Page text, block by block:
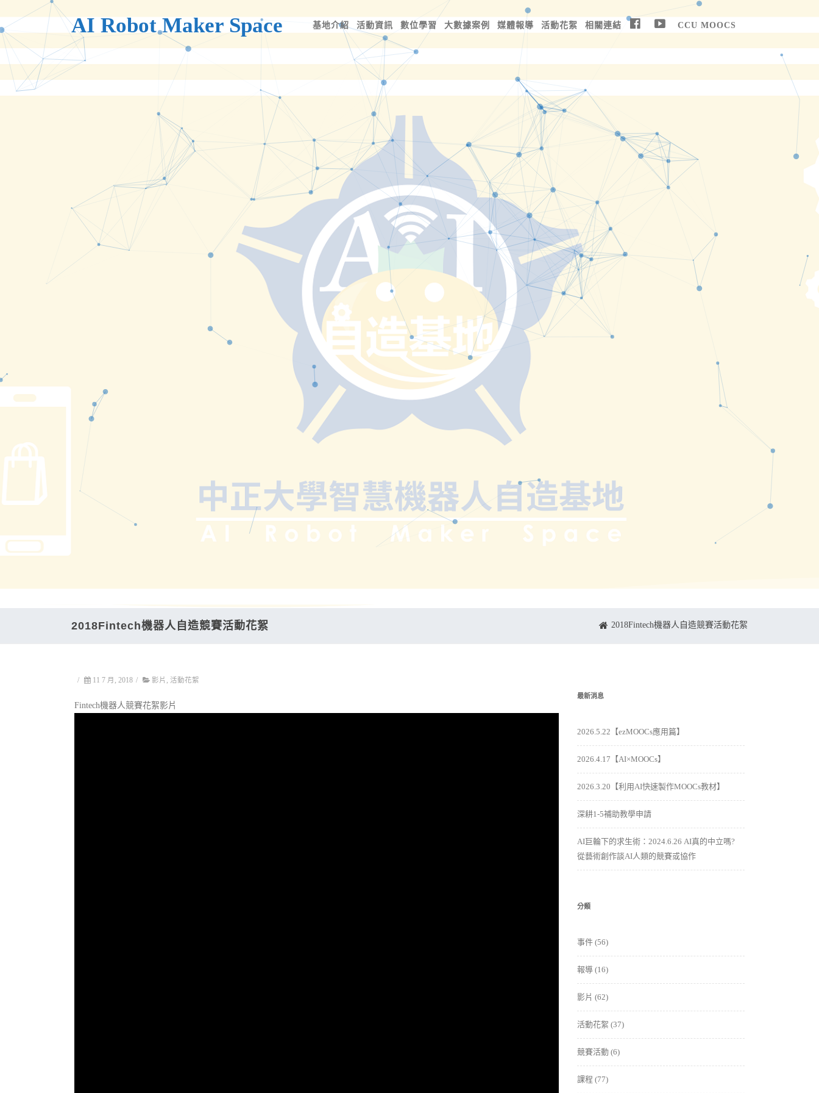
AI Robot Maker Space 基地介紹 活動資訊 數位學習 大數據案例 媒體報導 活動花絮 相關連結 CCU MOOCS
2018Fintech機器人自造競賽活動花絮 2018Fintech機器人自造競賽活動花絮
/ 11 7 月, 2018 / 影片 活動花絮
Fintech機器人競賽花絮影片
最新消息
2026.5.22【ezMOOCs應用篇】
2026.4.17【AI×MOOCs】
2026.3.20【利用AI快速製作MOOCs教材】
深耕1-5補助教學申請
AI巨輪下的求生術：2024.6.26 AI真的中立嗎?
從藝術創作談AI人類的競賽或協作
分類
事件 (56)
報導 (16)
影片 (62)
活動花絮 (37)
競賽活動 (6)
課程 (77)